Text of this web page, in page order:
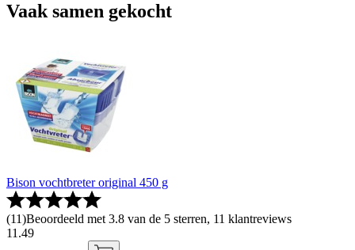
Vaak samen gekocht
Bison vochtbreter original 450 g
(11)Beoordeeld met 3.8 van de 5 sterren, 11 klantreviews
11 .49